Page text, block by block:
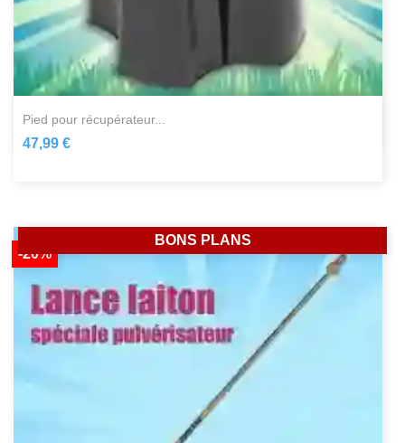
pied pour récupérateur...
47,99 €
-20%
BONS PLANS